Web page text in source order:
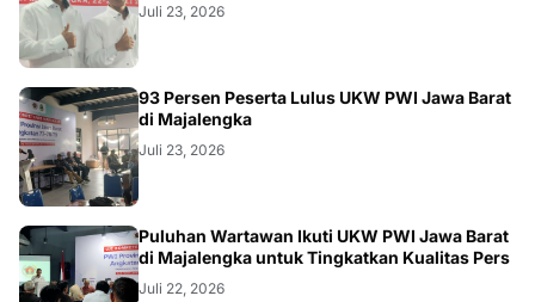
Juli 23, 2026
93 Persen Peserta Lulus UKW PWI Jawa Barat
di Majalengka
Juli 23, 2026
Puluhan Wartawan Ikuti UKW PWI Jawa Barat
di Majalengka untuk Tingkatkan Kualitas Pers
Juli 22, 2026